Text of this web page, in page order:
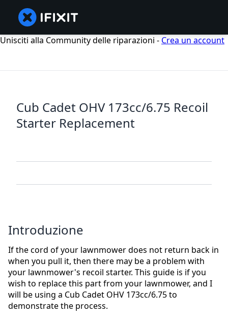
Unisciti alla Community delle riparazioni - Crea un account
Cub Cadet OHV 173cc/6.75 Recoil
Starter Replacement
Introduzione
If the cord of your lawnmower does not return back in
when you pull it, then there may be a problem with
your lawnmower's recoil starter. This guide is if you
wish to replace this part from your lawnmower, and I
will be using a Cub Cadet OHV 173cc/6.75 to
demonstrate the process.